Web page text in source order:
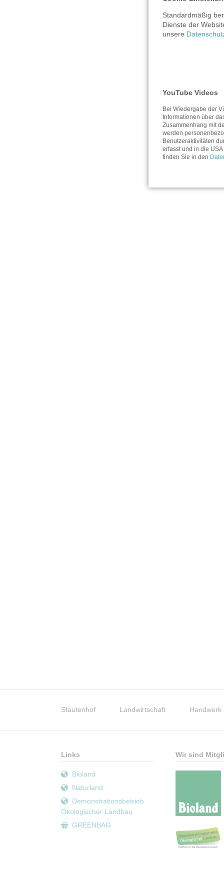
Stautenhof Landwirtschaft Handwerk
Links
Bioland
Naturland
Demonstrationsbetrieb
Ökologischer Landbau
GREENBAG
Wir sind
Standardmäßig
Dienste der
unsere
YouTube Videos
Bei Wiedergabe der
Informationen über
Zusammenhang mit
werden
Benutzeraktivitäten
erfasst und in die
finden Sie in den